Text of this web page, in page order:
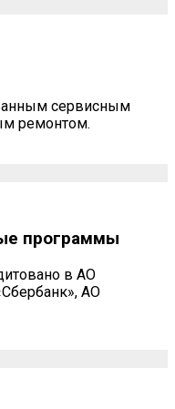
сервисным
ремонтом.
программы
в АО
АО